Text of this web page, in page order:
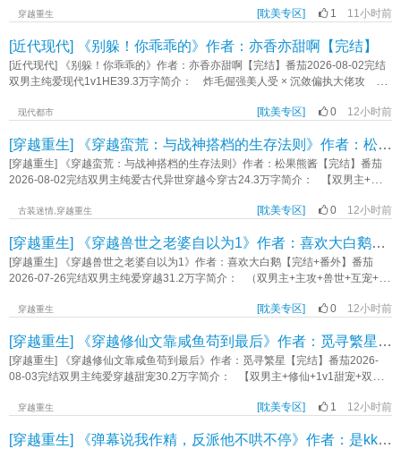
泪，然而，时过境迁，双方处境逆转颠倒，诸天万界流行起了“贱攻渣受”。 那
局为消除怨气，派温辞穿越“贱攻”，虐人渣“渣受”，拯救无辜“炮灰”。 第一个
世界… 系统233：【宿主你是来拯救“炮灰”的，怎么跟“炮灰”在一起
了？】 温辞：他好看。 233：【……】 第二个世界… 233：【为
呢？】 温辞：或许是因为爱情？ ………… 封面是臧戟ZAC的图作者
过。《快穿：你管自己叫贱攻》作者：金雨于林
穿越重生 [耽美专区] 1 11小时前
[近代现代] 《别躲！你乖乖的》作者：亦香亦甜啊【完结】
[近代现代] 《别躲！你乖乖的》作者：亦香亦甜啊【完结】番茄2026-08-02完结
双男主纯爱现代1v1HE39.3万字简介： 炸毛倔强美人受 × 沉敛偏执大佬攻
若生人勿近的猫。林烬连听七夜，终是耐心耗尽。 “你唱给别人的每句情
的。” 人人皆知，冷戾神秘的林先生，将所有偏执与温柔，都独独给了这位小
歌手。 副CP宠爱加码，甜蜜加倍 小哭包受 × 冷面宠溺攻 “是处
吗？” 小哭包难堪地点了点头，睫毛抖个不停。 “会伺候人吗？” 小哭
来的样子，低低地笑了一声。 “我教你。” 欢喜冤家斗嘴生情，趣味十
甜不间断，稳定更新，放心入坑！《别躲！你乖乖的》作者：亦香亦甜
现代都市 [耽美专区] 0 12小时前
[穿越重生] 《穿越蛮荒：与战神搭档的生存法则》作者：松果熊酱【完结】
[穿越重生] 《穿越蛮荒：与战神搭档的生存法则》作者：松果熊酱【完结】番茄
2026-08-02完结双男主纯爱古代异世穿越今穿古24.3万字简介： 【双男主+主受
质不符合部落战士的标准，被视为累赘。分配最腐的肉，睡最破的洞穴。 直
落那双最冷酷的眼睛，注视着他。 战士“煌”，是徒手撕裂过岩熊的凶兽，力量
就是他的法则。那夜，他却堵住了纪程的回处，滚烫的呼吸喷在后者颈侧，粗糙
的手指捏起他用于计算的绳结，他的目光像锁定猎物，却又燃烧着前所未有的、
边多了一道无法驱散的阴影。似乎打定主意要霸占这缕来自异世的智慧之火。
古装迷情,穿越重生 [耽美专区] 0 12小时前
[穿越重生] 《穿越兽世之老婆自以为1》作者：喜欢大白鹅【完结+番外】
[穿越重生] 《穿越兽世之老婆自以为1》作者：喜欢大白鹅【完结+番外】番茄
2026-07-26完结双男主纯爱穿越31.2万字简介： （双男主+主攻+兽世+互宠+穿
去秘境也是家里长辈说这次秘境之行有他的机缘。 但夜不染千想万想都想不
一的伴侣。 嗯，对，没错！老婆天天把他当老婆宠！ 等他都进去了老婆
还以为自己才是老公！ 救命！好可爱的伴侣！ 夜不染能怎么办呢？当然
是宠宠宠啊！ 魔界皇太孙夜不染×狼族首领之子夙尤《穿越兽世之老婆自以为
穿越重生 [耽美专区] 0 12小时前
[穿越重生] 《穿越修仙文靠咸鱼苟到最后》作者：觅寻繁星【完结】
[穿越重生] 《穿越修仙文靠咸鱼苟到最后》作者：觅寻繁星【完结】番茄2026-
08-03完结双男主纯爱穿越甜宠30.2万字简介： 【双男主+修仙+1v1甜宠+双洁
攻】 曲南竹，一个普普通通的在校大学生，因为看了一本小说，睡了一觉，
个他喜欢，因为他本来就是咸鱼，能坐着绝不站着。 有了咸鱼系统，他更加
穿越重生 [耽美专区] 1 12小时前
[穿越重生] 《弹幕说我作精，反派他不哄不停》作者：是kk【完结+番外】